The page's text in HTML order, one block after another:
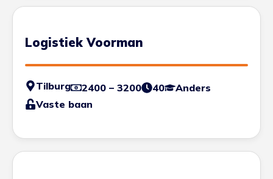
Logistiek Voorman
Tilburg 2400 – 3200 40
Anders
Vaste baan